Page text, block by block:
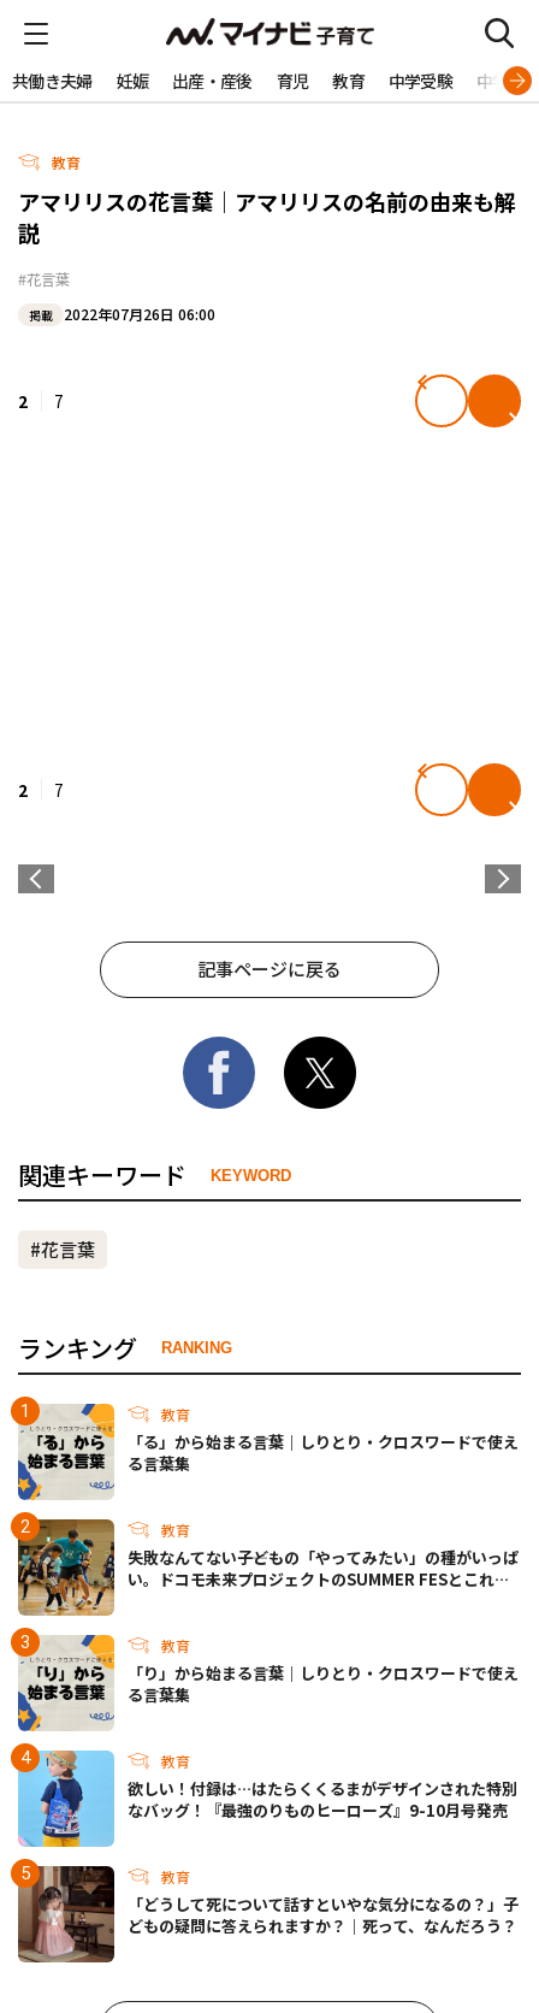
共働き夫婦 妊娠 出産・産後 育児 教育 中学受験 中学生
教育
アマリリスの花言葉｜アマリリスの名前の由来も解
説
#花言葉
掲載 2022年07月26日 06:00
2 7
2 7
記事ページに戻る
関連キーワード KEYWORD
#花言葉
ランキング RANKING
教育
「る」から始まる言葉｜しりとり・クロスワードで使え
る言葉集
教育
失敗なんてない――子どもの「やってみたい」の種がいっぱ
い。ドコモ未来プロジェクトのSUMMER FESとこれか
教育
「り」から始まる言葉｜しりとり・クロスワードで使え
る言葉集
教育
欲しい！付録は…はたらくくるまがデザインされた特別
なバッグ！『最強のりものヒーローズ』9-10月号発売
教育
「どうして死について話すといやな気分になるの？」子
どもの疑問に答えられますか？｜死って、なんだろう？